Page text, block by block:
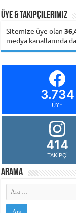
Üye & Takipçilerimiz
Sitemize üye olan
medya kanallarında
3.734
ÜYE
414
TAKIPÇI
Arama